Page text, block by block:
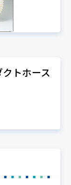
トホース